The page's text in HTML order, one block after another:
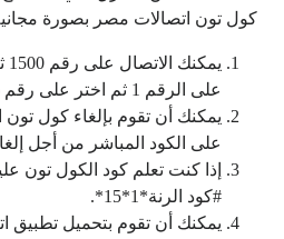
كول تون اتصالات مصر بصورة
على الرقم 1 ثم اختر على رقم 6.
يمكنك أن تقوم بإلغاء كول تون
على الكود المباشر من أجل إلغاء
إذا كنت تعلم كود الكول تون
#كود الرنة*1*15*.
يمكنك أن تقوم بتحميل تطبيق